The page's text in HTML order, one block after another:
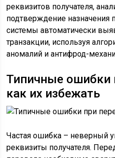
реквизитов получателя,
подтверждение
системы автоматически
транзакции, используя
аномалий и антифрод-
Типичные ошибки
как их избежать
Частая ошибка – неверный
реквизиты получателя.